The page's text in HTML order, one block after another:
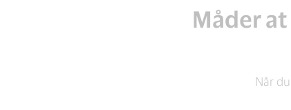
Måder
Når